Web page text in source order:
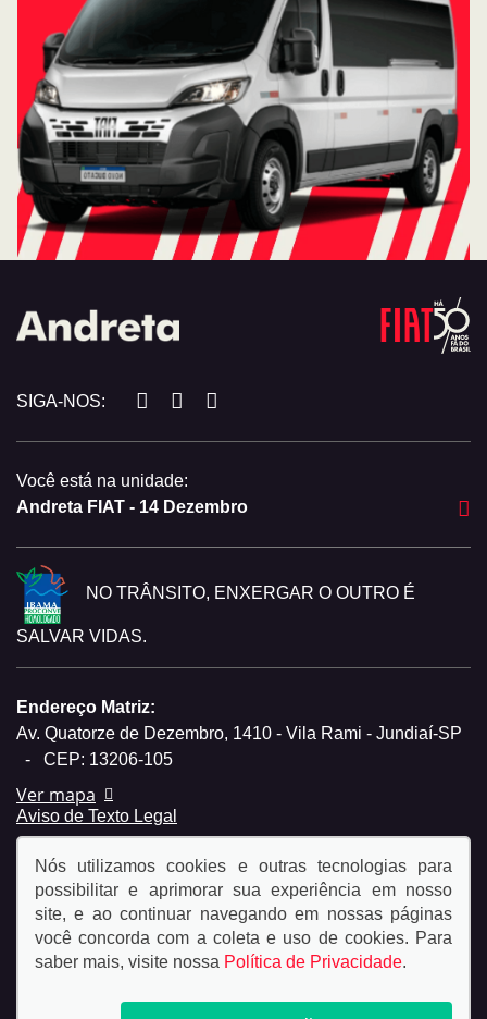
SIGA-NOS:
Você está na unidade:
Andreta FIAT - 14 Dezembro
NO TRÂNSITO, ENXERGAR O OUTRO É
SALVAR VIDAS.
Endereço Matriz:
Av. Quatorze de Dezembro, 1410 - Vila Rami - Jundiaí-SP
-
CEP: 13206-105
Ver mapa
Aviso de Texto Legal
© Copyright 2026
privacidade.
Nós utilizamos cookies e outras tecnologias para
possibilitar e aprimorar sua experiência em nosso
site, e ao continuar navegando em nossas páginas
você concorda com a coleta e uso de cookies. Para
saber mais, visite nossa Política de Privacidade.